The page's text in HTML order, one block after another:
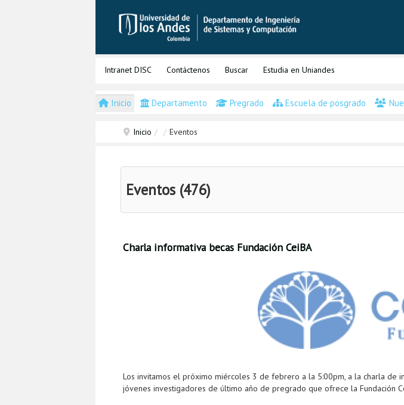
Intranet DISC Contáctenos Buscar Estudia en Uniandes
Inicio Departamento Pregrado Escuela de posgrado
Inicio / / Eventos
Eventos (476)
Charla informativa becas Fundación CeiBA
Los invitamos el próximo miércoles 3 de febrero a la 5:00pm, a la charla de
jóvenes investigadores de último año de pregrado que ofrece la Fundación